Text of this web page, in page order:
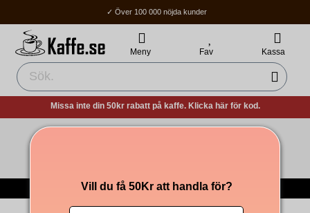
✓ Över 100 000 nöjda kunder
✓ Fri frakt över 400Kr
Meny Fav Kassa
Missa inte din 50kr rabatt på kaffe. Klicka här för kod.
Om Oss |Integritetspolicy |Köpvillkor|Om cookies
Vill du få 50Kr att handla för?